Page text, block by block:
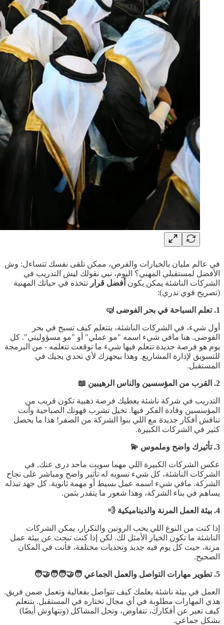
في عالم مليان بالخيارات والفرص، ممكن تلقى نفسك تتساءل: وش
الأفضل لمستقبلي المهني؟ اليوم، نبي نقولك ليش التدريب في
الشركات الناشئة يمكن يكون أفضل قرار تتخذه في حياتك المهنية
(تصريح قوي ندري):
1. تعلم السباحة في بحر الفوضى 🤿
أول شيء، في الشركات الناشئة، بتتعلم كيف تسبح في بحر
الفوضى. هنا مافي شيء اسمه "مو عملي" أو "مو مسؤوليتي". كل
يوم هو فرصة جديدة تتعلم فيها شيء ما توقعت تتعلمه - من البرمجة
للتسويق لإدارة المشاريع. وهذا بيجهزك لأي تحدي يجيك في
المستقبل.
2. القرب من المؤسسين والناس الرهيبين 📖
التدريب في شركة ناشئة يعطيك فرصة ذهبية تكون قريب من
المؤسسين وقادة الفكر فيها. تخيل تشرب قهوتك الصباحية وأنت
تناقش أفكار جديدة مع اللي بنوا الشركة من الصفر! هذا ما يحصل
كثير في الشركات الكبيرة.
3. تأثيرك واضح وملموس 💫
عكس الشركات الكبيرة اللي مهما سويت ماحد درى عنك, في
الشركات الناشئة، كل شيء تسويه له تأثير واضح ومباشر على نجاح
الشركة. مافي شيء اسمه عمل بسيط أو مهمة ثانوية. كل جهد تبذله
يساهم في بناء الشركة، وهذا شعور ما يتقدر بثمن.
4. بيئة العمل المرنة والديناميكية 💨
إذا كنت من النوع اللي يحب الروتين والتكرار، يمكن الشركات
الناشئة ما تكون الخيار الأمثل لك. لكن إذا كنت تبحث عن بيئة عمل
مرنة، حيث كل يوم فيه جديد وتحديات مختلفة، فأنت في المكان
الصحيح.
5. تطوير مهارات التواصل والعمل الجماعي 🧑‍🤝‍🧑🧑‍🤝‍🧑
العمل في بيئة ناشئة يعلمك كيف تتواصل بفعالية وتعمل ضمن فريق.
هذي المهارات مطلوبة في أي مجال تختاره في المستقبل. بتتعلم
كيف تعبر عن أفكارك، تتفاوض، وتحل المشاكل (وتتهاوش أيضًا)
بشكل جماعي.